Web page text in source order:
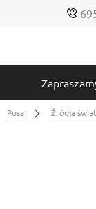
Posa Źródła